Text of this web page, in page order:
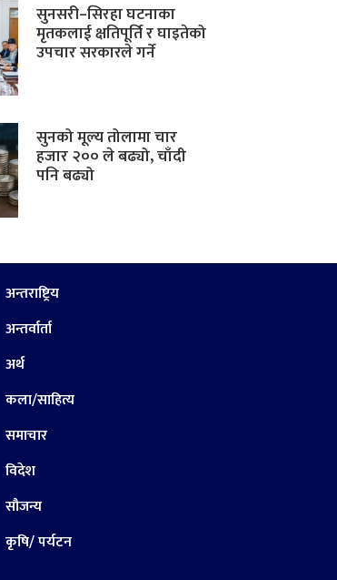
सुनसरी–सिरहा घटनाका
मृतकलाई क्षतिपूर्ति र घाइतेको
उपचार सरकारले गर्ने
सुनको मूल्य तोलामा चार
हजार २०० ले बढ्यो, चाँदी
पनि बढ्यो
अन्तराष्ट्रिय
अन्तर्वार्ता
अर्थ
कला/साहित्य
समाचार
विदेश
सौजन्य
कृषि/ पर्यटन